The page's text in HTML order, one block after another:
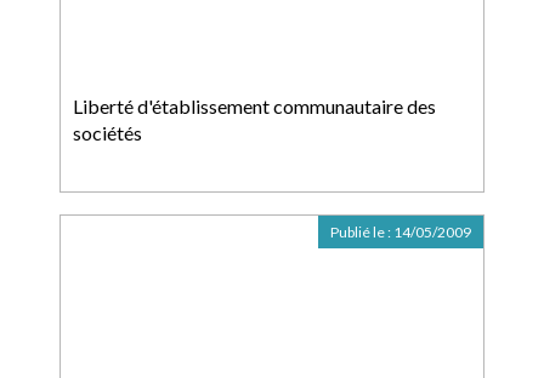
Liberté d'établissement communautaire des
sociétés
Publié le : 14/05/2009